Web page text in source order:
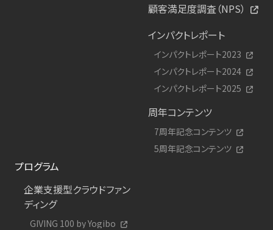
顧客満足度調査（NPS）
インパクトレポート
インパクトレポート2023
インパクトレポート2024
インパクトレポート2025
周年コンテンツ
7周年記念コンテンツ
5周年記念コンテンツ
プログラム
企業支援型クラウドファン
ディング
GIVING 100 by Yogibo